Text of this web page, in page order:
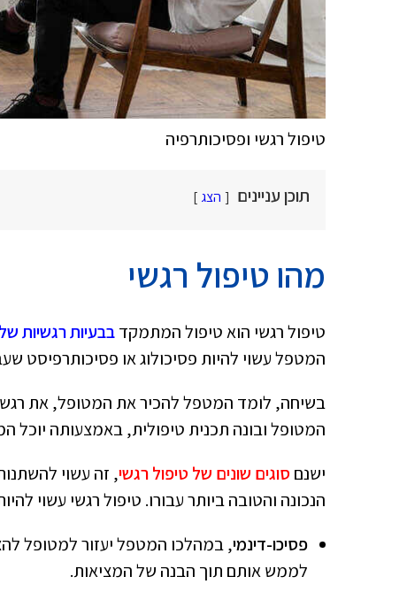
טיפול רגשי ופסיכותרפיה
תוכן עניינים הצג
מהו טיפול רגשי
טיפול רגשי הוא טיפול המתמקדבבעיות רגשיות
המטפל עשוי להיות פסיכולוג או פסיכותרפיסט
בשיחה, לומד המטפל להכיר את המטופל, את
המטופל ובונה תכנית טיפולית, באמצעותה יוכל
ישנם סוגים שונים של טיפול רגשי, זה עשוי
הנכונה והטובה ביותר עבורו. טיפול רגשי עשוי
פסיכו-דינמי, במהלכו המטפל יעזור למטופל
לממש אותם תוך הבנה של המציאות.